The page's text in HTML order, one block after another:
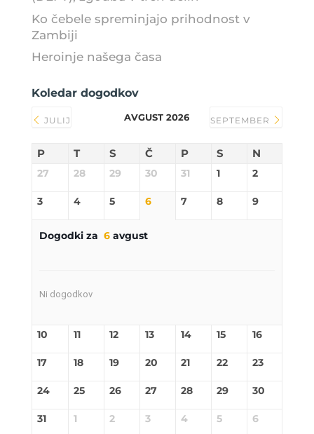
Ko čebele spreminjajo prihodnost v
Zambiji
Heroinje našega časa
Koledar dogodkov
JULIJ AVGUST 2026 SEPTEMBER
P T S Č P S N
27 28 29 30 31 1 2
3 4 5 6 7 8 9
Dogodki za 6avgust
Ni dogodkov
10 11 12 13 14 15 16
17 18 19 20 21 22 23
24 25 26 27 28 29 30
31 1 2 3 4 5 6